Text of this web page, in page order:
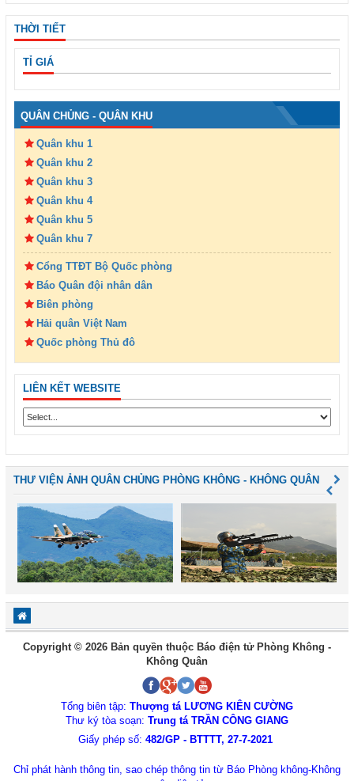
THỜI TIẾT
TỈ GIÁ
QUÂN CHỦNG - QUÂN KHU
Quân khu 1
Quân khu 2
Quân khu 3
Quân khu 4
Quân khu 5
Quân khu 7
Cổng TTĐT Bộ Quốc phòng
Báo Quân đội nhân dân
Biên phòng
Hải quân Việt Nam
Quốc phòng Thủ đô
LIÊN KẾT WEBSITE
THƯ VIỆN ẢNH QUÂN CHỦNG PHÒNG KHÔNG - KHÔNG QUÂN
Copyright © 2026 Bản quyền thuộc Báo điện tử Phòng Không -
Không Quân
Tổng biên tập: Thượng tá LƯƠNG KIÊN CƯỜNG
Thư ký tòa soạn: Trung tá TRẦN CÔNG GIANG
Giấy phép số: 482/GP - BTTTT, 27-7-2021
Chỉ phát hành thông tin, sao chép thông tin từ Báo Phòng không-Không